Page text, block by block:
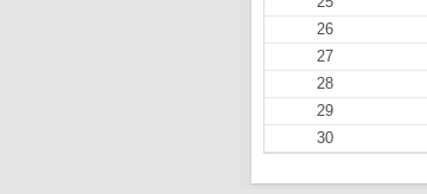
26
27
28
29
30